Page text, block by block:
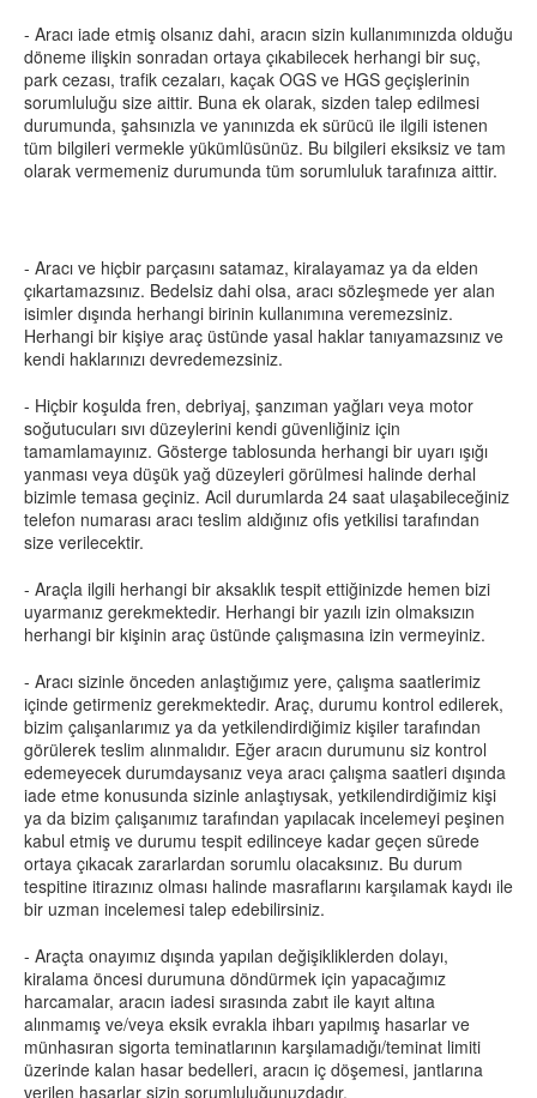
- Aracı iade etmiş olsanız dahi, aracın sizin kullanımınızda olduğu
döneme ilişkin sonradan ortaya çıkabilecek herhangi bir suç,
park cezası, trafik cezaları, kaçak OGS ve HGS geçişlerinin
sorumluluğu size aittir. Buna ek olarak, sizden talep edilmesi
durumunda, şahsınızla ve yanınızda ek sürücü ile ilgili istenen
tüm bilgileri vermekle yükümlüsünüz. Bu bilgileri eksiksiz ve tam
olarak vermemeniz durumunda tüm sorumluluk tarafınıza aittir.
- Aracı ve hiçbir parçasını satamaz, kiralayamaz ya da elden
çıkartamazsınız. Bedelsiz dahi olsa, aracı sözleşmede yer alan
isimler dışında herhangi birinin kullanımına veremezsiniz.
Herhangi bir kişiye araç üstünde yasal haklar tanıyamazsınız ve
kendi haklarınızı devredemezsiniz.
- Hiçbir koşulda fren, debriyaj, şanzıman yağları veya motor
soğutucuları sıvı düzeylerini kendi güvenliğiniz için
tamamlamayınız. Gösterge tablosunda herhangi bir uyarı ışığı
yanması veya düşük yağ düzeyleri görülmesi halinde derhal
bizimle temasa geçiniz. Acil durumlarda 24 saat ulaşabileceğiniz
telefon numarası aracı teslim aldığınız ofis yetkilisi tarafından
size verilecektir.
- Araçla ilgili herhangi bir aksaklık tespit ettiğinizde hemen bizi
uyarmanız gerekmektedir. Herhangi bir yazılı izin olmaksızın
herhangi bir kişinin araç üstünde çalışmasına izin vermeyiniz.
- Aracı sizinle önceden anlaştığımız yere, çalışma saatlerimiz
içinde getirmeniz gerekmektedir. Araç, durumu kontrol edilerek,
bizim çalışanlarımız ya da yetkilendirdiğimiz kişiler tarafından
görülerek teslim alınmalıdır. Eğer aracın durumunu siz kontrol
edemeyecek durumdaysanız veya aracı çalışma saatleri dışında
iade etme konusunda sizinle anlaştıysak, yetkilendirdiğimiz kişi
ya da bizim çalışanımız tarafından yapılacak incelemeyi peşinen
kabul etmiş ve durumu tespit edilinceye kadar geçen sürede
ortaya çıkacak zararlardan sorumlu olacaksınız. Bu durum
tespitine itirazınız olması halinde masraflarını karşılamak kaydı ile
bir uzman incelemesi talep edebilirsiniz.
- Araçta onayımız dışında yapılan değişikliklerden dolayı,
kiralama öncesi durumuna döndürmek için yapacağımız
harcamalar, aracın iadesi sırasında zabıt ile kayıt altına
alınmamış ve/veya eksik evrakla ihbarı yapılmış hasarlar ve
münhasıran sigorta teminatlarının karşılamadığı/teminat limiti
üzerinde kalan hasar bedelleri, aracın iç döşemesi, jantlarına
verilen hasarlar sizin sorumluluğunuzdadır.